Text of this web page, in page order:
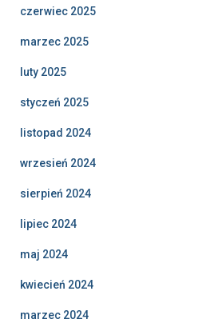
czerwiec 2025
marzec 2025
luty 2025
styczeń 2025
listopad 2024
wrzesień 2024
sierpień 2024
lipiec 2024
maj 2024
kwiecień 2024
marzec 2024